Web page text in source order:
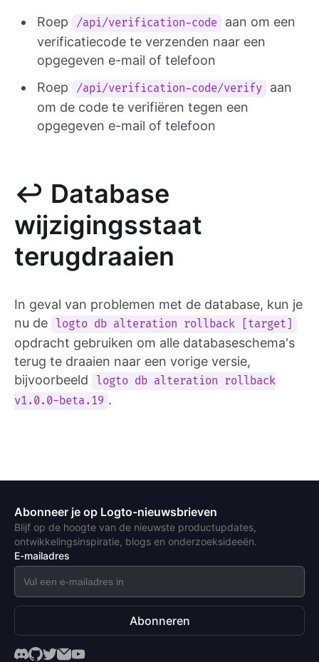
Roep /api/verification-code
aan om een
verificatiecode te verzenden naar een
opgegeven e-mail of telefoon
Roep
/api/verification-code/verify
aan
om de code te verifiëren tegen een
opgegeven e-mail of telefoon
↩️ Database
wijzigingsstaat
terugdraaien
In geval van problemen met de database, kun je
nu de
logto db alteration rollback [target]
opdracht gebruiken om alle databaseschema's
terug te draaien naar een vorige versie,
bijvoorbeeld
logto db alteration rollback
v1.0.0-beta.19 .
Abonneer je op Logto-nieuwsbrieven
Blijf op de hoogte van de nieuwste productupdates,
ontwikkelingsinspiratie, blogs en onderzoeksideeën.
E-mailadres
Abonneren